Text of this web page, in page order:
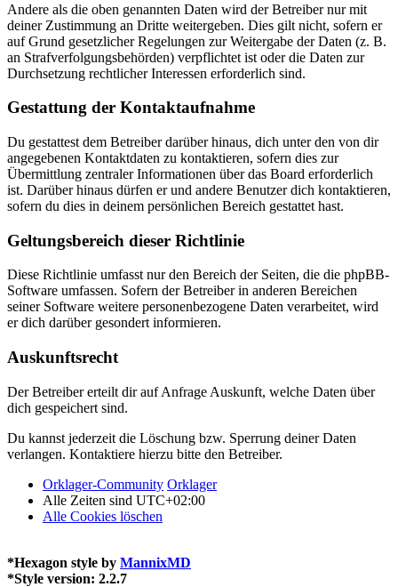
Andere als die oben genannten Daten wird der Betreiber nur mit
deiner Zustimmung an Dritte weitergeben. Dies gilt nicht, sofern er
auf Grund gesetzlicher Regelungen zur Weitergabe der Daten (z. B.
an Strafverfolgungsbehörden) verpflichtet ist oder die Daten zur
Durchsetzung rechtlicher Interessen erforderlich sind.
Gestattung der Kontaktaufnahme
Du gestattest dem Betreiber darüber hinaus, dich unter den von dir
angegebenen Kontaktdaten zu kontaktieren, sofern dies zur
Übermittlung zentraler Informationen über das Board erforderlich
ist. Darüber hinaus dürfen er und andere Benutzer dich kontaktieren,
sofern du dies in deinem persönlichen Bereich gestattet hast.
Geltungsbereich dieser Richtlinie
Diese Richtlinie umfasst nur den Bereich der Seiten, die die phpBB-
Software umfassen. Sofern der Betreiber in anderen Bereichen
seiner Software weitere personenbezogene Daten verarbeitet, wird
er dich darüber gesondert informieren.
Auskunftsrecht
Der Betreiber erteilt dir auf Anfrage Auskunft, welche Daten über
dich gespeichert sind.
Du kannst jederzeit die Löschung bzw. Sperrung deiner Daten
verlangen. Kontaktiere hierzu bitte den Betreiber.
Orklager-Community Orklager
Alle Zeiten sind UTC+02:00
Alle Cookies löschen
*Hexagon style by MannixMD
*Style version: 2.2.7